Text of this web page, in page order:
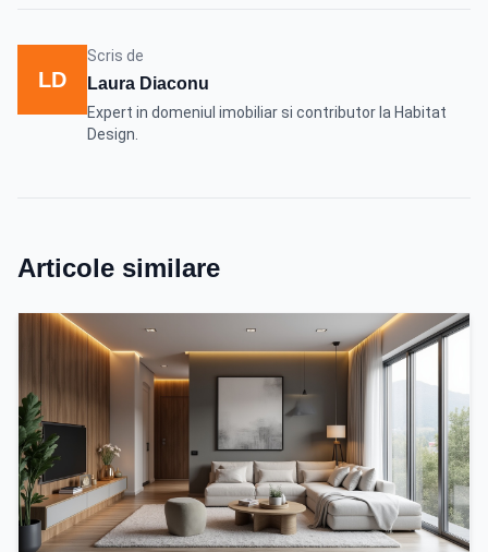
LD
Scris de
Laura Diaconu
Expert in domeniul imobiliar si contributor la Habitat
Design.
Articole similare